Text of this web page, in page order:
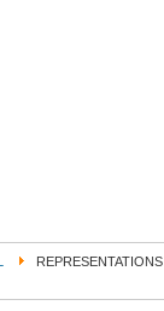
REPRESENTATIONS